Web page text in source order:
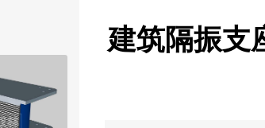
建筑隔振支